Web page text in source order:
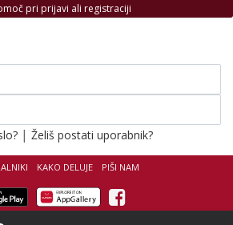
KAKO DELUJE PIŠI NAM
Facebook
pri prijavi ali registraciji
| Želiš postati uporabnik?